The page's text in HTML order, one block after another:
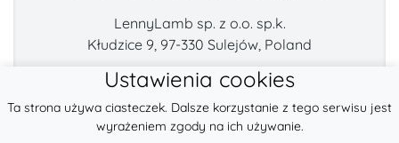
LennyLamb sp. z o.o. sp.k.
Kłudzice 9, 97-330 Sulejów, Poland
Numer telefonu: E-mail:
+48 222-57-888-2 contact@fabricart.eu
Ustawienia cookies
Ta strona używa ciasteczek. Dalsze korzystanie z tego serwisu jest
wyrażeniem zgody na ich używanie.